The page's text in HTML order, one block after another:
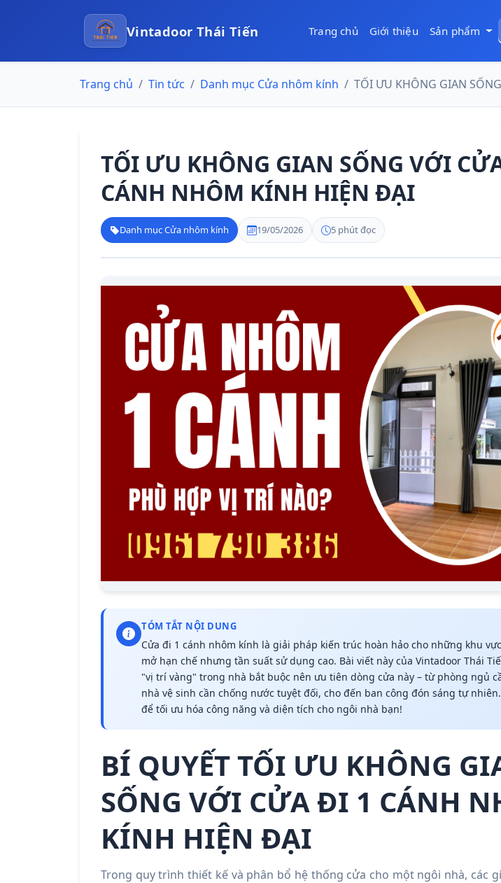
Vintadoor Thái Tiến Trang chủ Giới thiệu Sản phẩm
Trang chủ Tin tức Danh mục Cửa nhôm kính TỐI ƯU KHÔNG GIAN
TỐI ƯU KHÔNG GIAN SỐNG VỚI
CÁNH NHÔM KÍNH HIỆN ĐẠI
Danh mục Cửa nhôm kính 19/05/2026 5 phút đọc
TÓM TẮT NỘI DUNG
Cửa đi 1 cánh nhôm kính là giải pháp kiến trúc hoàn hảo cho những khu
mở hạn chế nhưng tần suất sử dụng cao. Bài viết này của Vintadoor Thái
"vị trí vàng" trong nhà bắt buộc nên ưu tiên dòng cửa này – từ phòng ngủ
nhà vệ sinh cần chống nước tuyệt đối, cho đến ban công đón sáng tự
để tối ưu hóa công năng và diện tích cho ngôi nhà bạn!
BÍ QUYẾT TỐI ƯU KHÔNG
SỐNG VỚI CỬA ĐI 1 CÁNH
KÍNH HIỆN ĐẠI
Trong quy trình thiết kế và phân bổ hệ thống cửa cho một ngôi nhà, các